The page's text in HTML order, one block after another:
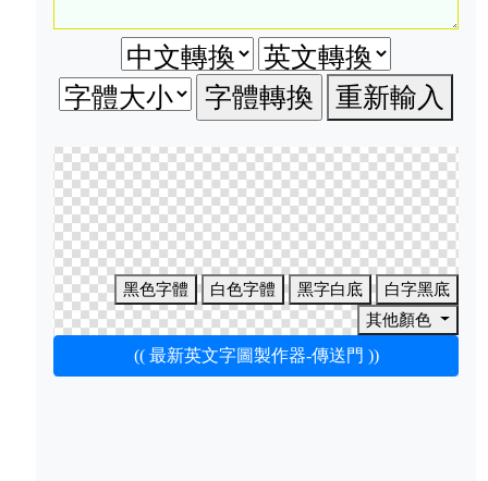
重新輸入
黑色字體 白色字體 黑字白底
白字黑底
其他顏色
(( 最新英文字圖製作器-傳送門 ))